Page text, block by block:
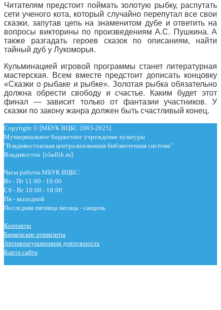
Читателям предстоит поймать золотую рыбку, распутать
сети ученого кота, который случайно перепутал все свои
сказки, запутав цепь на знаменитом дубе и ответить на
вопросы викторины по произведениям А.С. Пушкина. А
также разгадать героев сказок по описаниям, найти
тайный дуб у Лукоморья.
Кульминацией игровой программы станет литературная
мастерская. Всем вместе предстоит дописать концовку
«Сказки о рыбаке и рыбке». Золотая рыбка обязательно
должна обрести свободу и счастье. Каким будет этот
финал — зависит только от фантазии участников. У
сказки по закону жанра должен быть счастливый конец.
Copyright © [МБУК ВЦБС 2003-2025]
Муниципальное бюджетное учреждение культуры
"Владивостокская централизованная библиотечная система"
Владивосток [vladlib.ru]
Часы работы МБУК ВЦБС:
Вт - Пт 11:00 - 19:00
Сб - Вс 10:00 - 18:00
Пн - выходной
Последняя пятница месяца - сандень
Контакты
Банковские реквизиты
Антикоррупционная деятельность
Карта сайта